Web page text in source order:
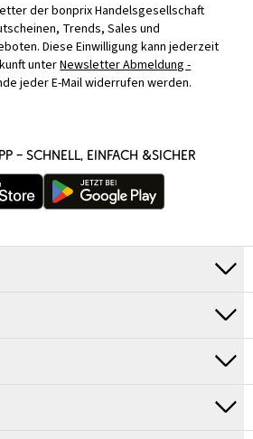
der bonprix Handelsgesellschaft
Trends, Sales und
Diese Einwilligung kann jederzeit
unterNewsletter Abmeldung -
jeder E-Mail widerrufen werden.
– SCHNELL, EINFACH &SICHER